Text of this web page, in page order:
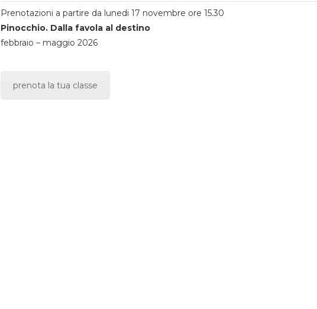
Prenotazioni a partire da lunedi 17 novembre ore 15.30
Pinocchio. Dalla favola al destino
febbraio – maggio 2026
prenota la tua classe